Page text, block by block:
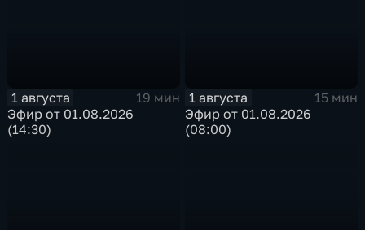
1 августа
19 мин
Эфир от 01.08.2026
(14:30)
1 августа
15 мин
Эфир от 01.08.2026
(08:00)